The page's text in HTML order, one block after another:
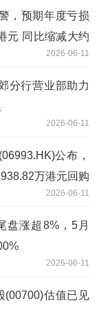
，预期年度亏损
元 同比缩减大约
2026-06-11
分行营业部助力
2026-06-11
公布，
万港元回购
2026-06-11
盘涨超8%，5月
2026-06-11
(00700)估值已见